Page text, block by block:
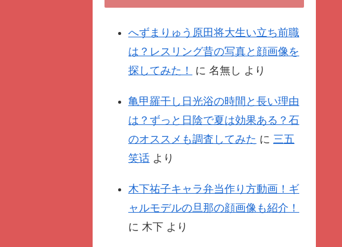
へずまりゅう原田将大生い立ち前職
は？レスリング昔の写真と顔画像を
探してみた！
に 名無し より
亀甲羅干し日光浴の時間と長い理由
は？ずっと日陰で夏は効果ある？石
のオススメも調査してみた に 三五
笑话 より
木下祐子キャラ弁当作り方動画！ギ
ャルモデルの旦那の顔画像も紹介！
に 木下 より